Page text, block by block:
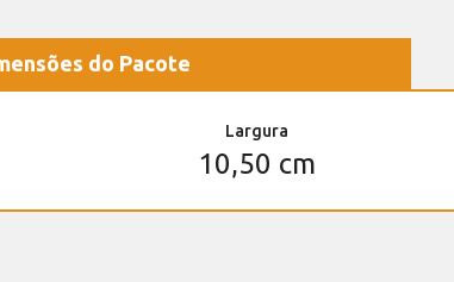
do Pacote
Largura
10,50 cm